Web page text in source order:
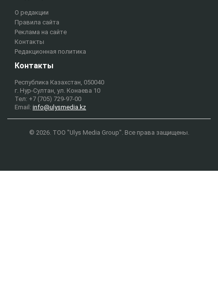
О редакции
Правила сайта
Реклама на сайте
Контакты
Редакционная политика
Контакты
Республика Казахстан, 050040
г. Нур-Султан, ул. Конаева 10
Тел: +7 (705) 729-97-00
Email: info@ulysmedia.kz
© 2026. ТОО "Ulys Media Group". Все права защищены.